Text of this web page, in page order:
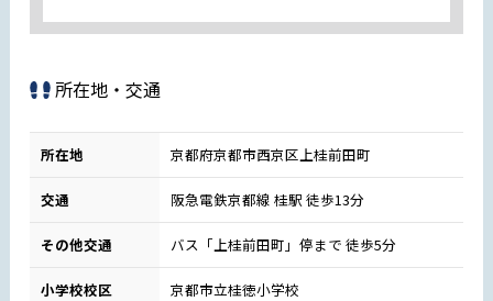
所在地・交通
所在地 京都府京都市西京区上桂前田町
交通 阪急電鉄京都線 桂駅 徒歩13分
その他交通 バス「上桂前田町」停まで 徒歩5分
小学校校区 京都市立桂徳小学校